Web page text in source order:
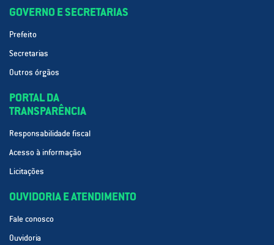
GOVERNO E SECRETARIAS
Prefeito
Secretarias
Outros órgãos
PORTAL DA
TRANSPARÊNCIA
Responsabilidade fiscal
Acesso à informação
Licitações
OUVIDORIA E ATENDIMENTO
Fale conosco
Ouvidoria